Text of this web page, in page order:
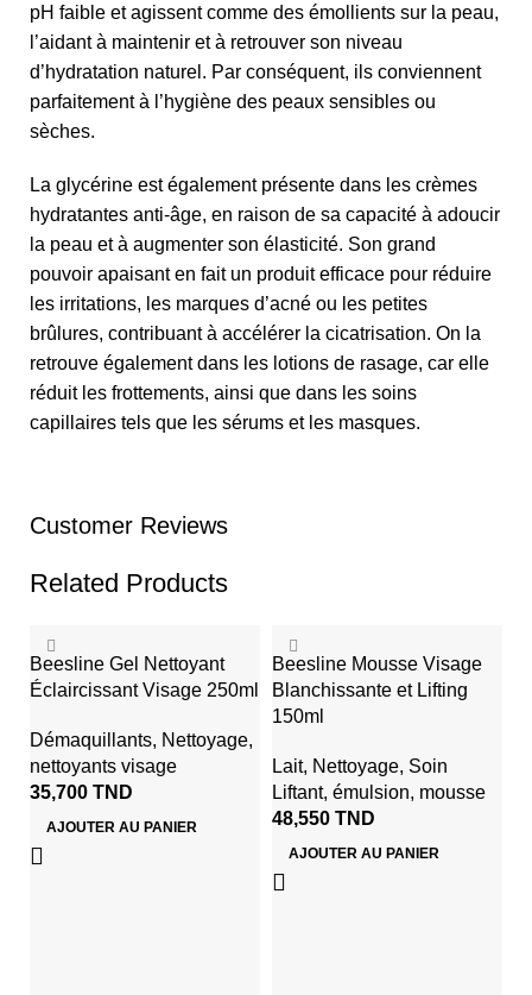
pH faible et agissent comme des émollients sur la peau,
l’aidant à maintenir et à retrouver son niveau
d’hydratation naturel. Par conséquent, ils conviennent
parfaitement à l’hygiène des peaux sensibles ou
sèches.
La glycérine est également présente dans les crèmes
hydratantes anti-âge, en raison de sa capacité à adoucir
la peau et à augmenter son élasticité. Son grand
pouvoir apaisant en fait un produit efficace pour réduire
les irritations, les marques d’acné ou les petites
brûlures, contribuant à accélérer la cicatrisation. On la
retrouve également dans les lotions de rasage, car elle
réduit les frottements, ainsi que dans les soins
capillaires tels que les sérums et les masques.
Customer Reviews
Related Products
Beesline Gel Nettoyant
Éclaircissant Visage 250ml
Démaquillants, Nettoyage,
nettoyants visage
35,700 TND
AJOUTER AU PANIER
Beesline Mousse Visage
Blanchissante et Lifting
150ml
Lait, Nettoyage, Soin
Liftant, émulsion, mousse
48,550 TND
AJOUTER AU PANIER